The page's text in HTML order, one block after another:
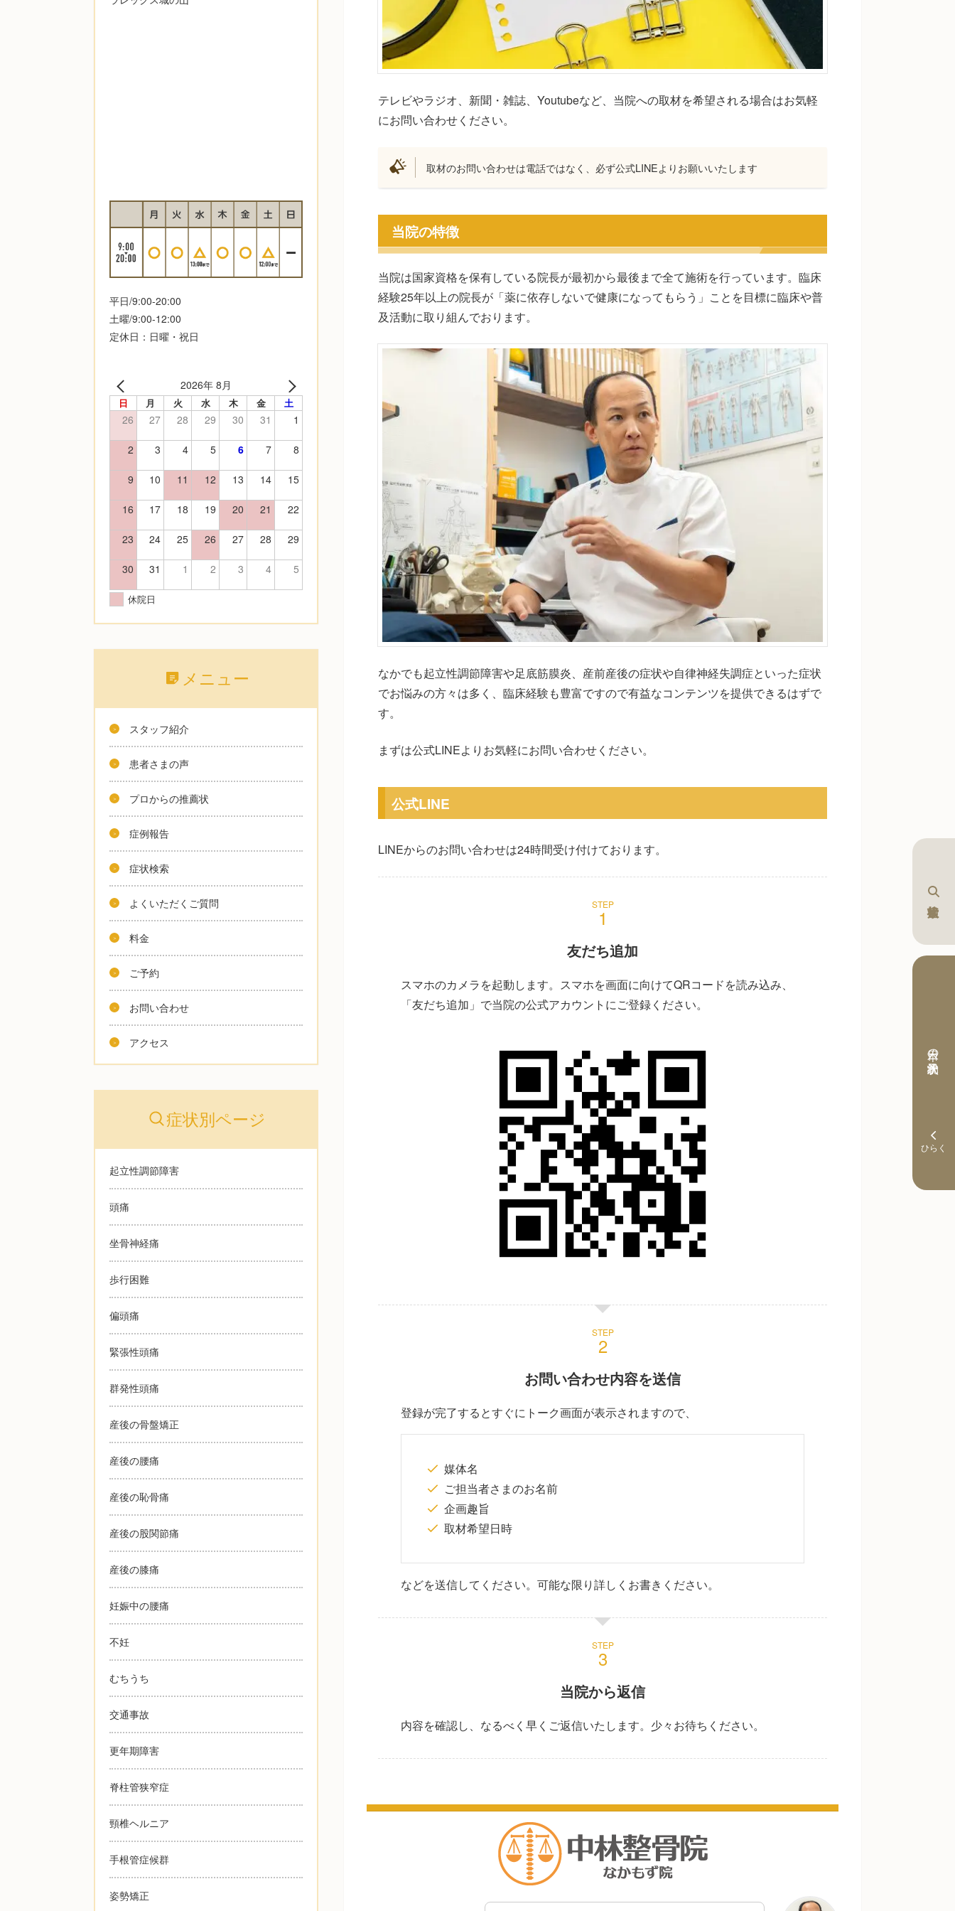
本日の予約状況
テレビやラジオ、新聞・雑誌、Youtubeなど、当院への取材を希望される場合はお気軽
にお問い合わせください。
取材のお問い合わせは電話ではなく、必ず公式LINEよりお願いいたします
当院の特徴
当院は国家資格を保有している院長が最初から最後まで全て施術を行っています。臨床
経験25年以上の院長が「薬に依存しないで健康になってもらう」ことを目標に臨床や普
及活動に取り組んでおります。
なかでも起立性調節障害や足底筋膜炎、産前産後の症状や自律神経失調症といった症状
でお悩みの方々は多く、臨床経験も豊富ですので有益なコンテンツを提供できるはずで
す。
まずは公式LINEよりお気軽にお問い合わせください。
公式LINE
LINEからのお問い合わせは24時間受け付けております。
STEP
友だち追加
スマホのカメラを起動します。スマホを画面に向けてQRコードを読み込み、
「友だち追加」で当院の公式アカウントにご登録ください。
STEP
お問い合わせ内容を送信
登録が完了するとすぐにトーク画面が表示されますので、
媒体名
ご担当者さまのお名前
企画趣旨
取材希望日時
などを送信してください。可能な限り詳しくお書きください。
STEP
当院から返信
内容を確認し、なるべく早くご返信いたします。少々お待ちください。
平日/9:00-20:00
土曜/9:00-12:00
定休日：日曜・祝日
2026年 8月
日 月 火 水 木 金 土
26 27 28 29 30 31 1
2 3 4 5 6 7 8
9 10 11 12 13 14 15
16 17 18 19 20 21 22
23 24 25 26 27 28 29
30 31 1 2 3 4 5
休院日
メニュー
スタッフ紹介
患者さまの声
プロからの推薦状
症例報告
症状検索
よくいただくご質問
料金
ご予約
お問い合わせ
アクセス
症状別ページ
起立性調節障害
頭痛
坐骨神経痛
歩行困難
偏頭痛
緊張性頭痛
群発性頭痛
産後の骨盤矯正
産後の腰痛
産後の恥骨痛
産後の股関節痛
産後の膝痛
妊娠中の腰痛
不妊
むちうち
交通事故
更年期障害
脊柱管狭窄症
頸椎ヘルニア
手根管症候群
姿勢矯正